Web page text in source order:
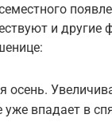
и другие
осень.
уже впадает в